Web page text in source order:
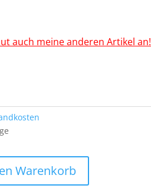
auch meine anderen Artikel an!
Warenkorb